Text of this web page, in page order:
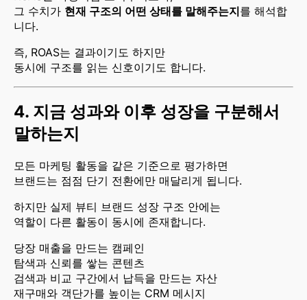
그 수치가 현재 구조의 어떤 상태를 말해주는지를 해석합
니다.
즉, ROAS는 결과이기도 하지만
동시에 구조를 읽는 신호이기도 합니다.
4. 지금 성과와 이후 성장을 구분해서
말하는지
모든 마케팅 활동을 같은 기준으로 평가하면
브랜드는 점점 단기 전환에만 매달리게 됩니다.
하지만 실제 뷰티 브랜드 성장 구조 안에는
역할이 다른 활동이 동시에 존재합니다.
당장 매출을 만드는 캠페인
탐색과 신뢰를 쌓는 콘텐츠
검색과 비교 구간에서 납득을 만드는 자산
재구매와 객단가를 높이는 CRM 메시지